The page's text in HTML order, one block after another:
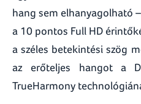
hang sem elhanyagolható
a 10 pontos Full HD
a széles betekintési szög
az erőteljes hangot a
TrueHarmony